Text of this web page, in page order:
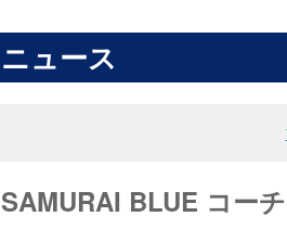
ニュース
SAMURAI BLUE コー